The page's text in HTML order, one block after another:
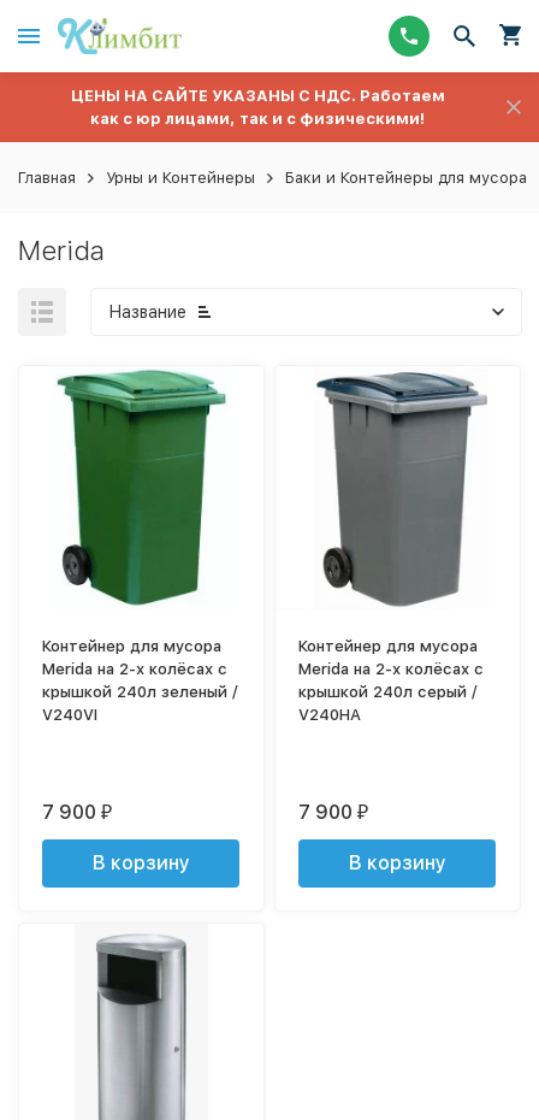
ЦЕНЫ НА САЙТЕ УКАЗАНЫ С НДС. Работаем
как с юр лицами, так и с физическими!
Главная Урны и Контейнеры Баки и Контейнеры для мусора
Merida
Название
Контейнер для мусора
Merida на 2-х колёсах с
крышкой 240л зеленый /
V240VI
7 900₽
В корзину
Контейнер для мусора
Merida на 2-х колёсах с
крышкой 240л серый /
V240HA
7 900₽
В корзину